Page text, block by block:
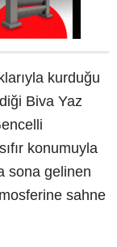
kurduğu
Biva Yaz
konumuyla
sona gelinen
sahne